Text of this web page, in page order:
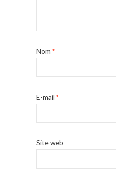
Nom *
E-mail *
Site web